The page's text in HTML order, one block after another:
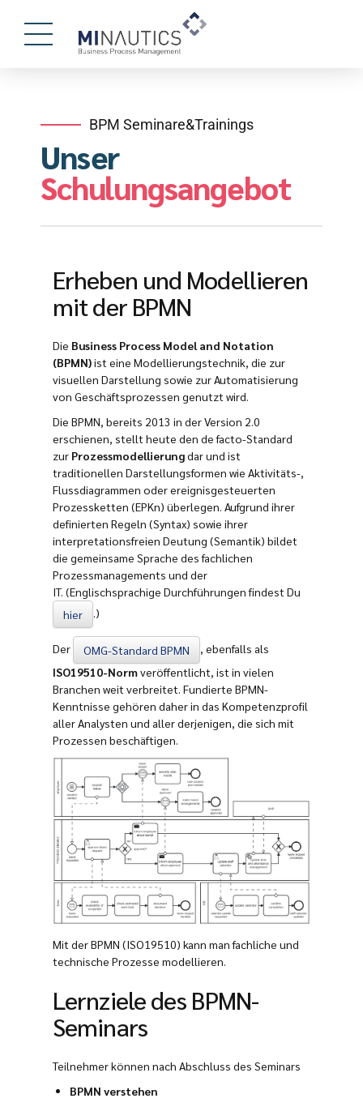
BPM Seminare&Trainings
Unser
Schulungsangebot
Erheben und Modellieren
mit der BPMN
Die Business Process Model and Notation
(BPMN)ist eine Modellierungstechnik, die zur
visuellen Darstellung sowie zur Automatisierung
von Geschäftsprozessen genutzt wird.
Die BPMN, bereits 2013 in der Version 2.0
erschienen, stellt heute den de facto-Standard
zur Prozessmodellierungdar und ist
traditionellen Darstellungsformen wie Aktivitäts-,
Flussdiagrammen oder ereignisgesteuerten
Prozessketten (EPKn) überlegen. Aufgrund ihrer
definierten Regeln (Syntax) sowie ihrer
interpretationsfreien Deutung (Semantik) bildet
die gemeinsame Sprache des fachlichen
Prozessmanagements und der
IT. (Englischsprachige Durchführungen findest Du
hier
.)
Der OMG-Standard BPMN
, ebenfalls als
ISO19510-Normveröffentlicht, ist in vielen
Branchen weit verbreitet. Fundierte BPMN-
Kenntnisse gehören daher in das Kompetenzprofil
aller Analysten und aller derjenigen, die sich mit
Prozessen beschäftigen.
Mit der BPMN (ISO19510) kann man fachliche und
technische Prozesse modellieren.
Lernziele des BPMN-
Seminars
Teilnehmer können nach Abschluss des Seminars
BPMN verstehen